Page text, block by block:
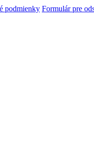
podmienky Formulár pre